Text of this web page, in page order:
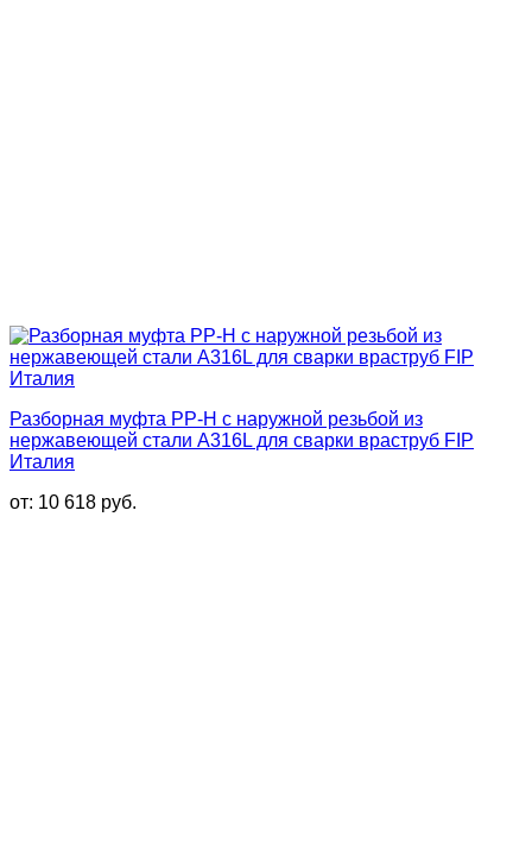
Разборная муфта PP-H с наружной резьбой из
нержавеющей стали A316L для сварки враструб FIP
Италия
от: 10 618 руб.